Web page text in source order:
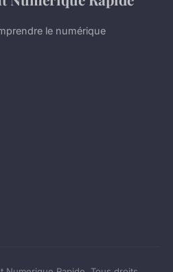
le numérique